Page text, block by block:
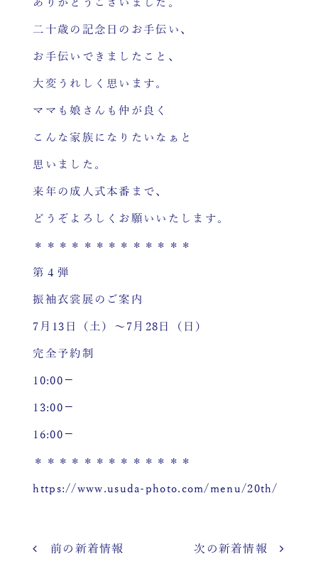
二十歳の記念日のお手伝い、
お手伝いできましたこと、
大変うれしく思います。
ママも娘さんも仲が良く
こんな家族になりたいなぁと
思いました。
来年の成人式本番まで、
どうぞよろしくお願いいたします。
＊＊＊＊＊＊＊＊＊＊＊＊＊
第４弾
振袖衣裳展のご案内
7月13日（土）～7月28日（日）
完全予約制
10:00－
13:00－
16:00－
＊＊＊＊＊＊＊＊＊＊＊＊＊
https://www.usuda-photo.com/menu/20th/
前の新着情報 次の新着情報